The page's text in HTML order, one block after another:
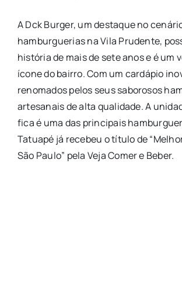
A Dck Burger, um destaque no
hamburguerias na Vila Prudente,
história de mais de sete anos e é um
ícone do bairro. Com um cardápio
renomados pelos seus saborosos
artesanais de alta qualidade. A
fica é uma das principais
Tatuapé já recebeu o título de
São Paulo” pela Veja Comer e Beber.